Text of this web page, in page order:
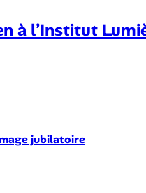
à l’Institut
jubilatoire